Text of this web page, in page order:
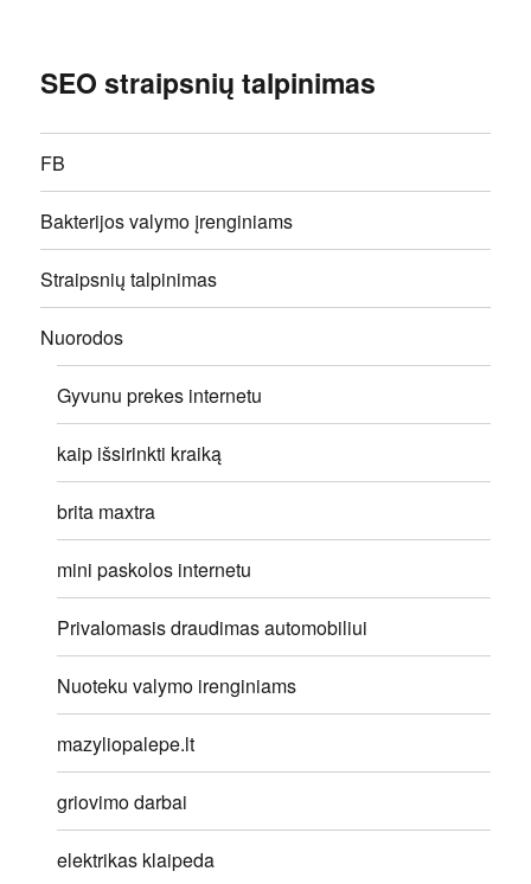
SEO straipsnių talpinimas
FB
Bakterijos valymo įrenginiams
Straipsnių talpinimas
Nuorodos
Gyvunu prekes internetu
kaip išsirinkti kraiką
brita maxtra
mini paskolos internetu
Privalomasis draudimas automobiliui
Nuoteku valymo irenginiams
mazyliopalepe.lt
griovimo darbai
elektrikas klaipeda